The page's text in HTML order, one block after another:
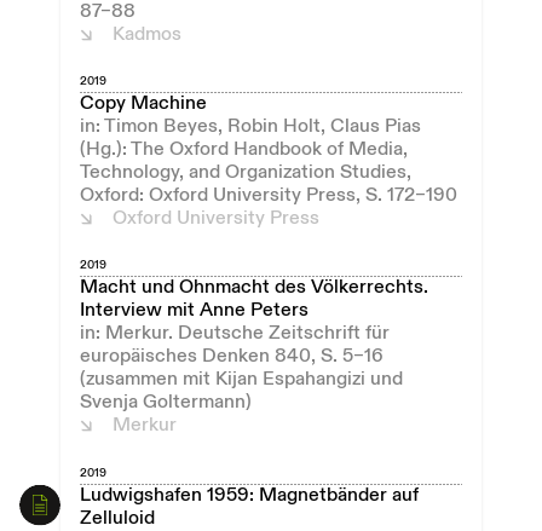
87–88
Kadmos
2019
Copy Machine
in: Timon Beyes, Robin Holt, Claus Pias
(Hg.): The Oxford Handbook of Media,
Technology, and Organization Studies,
Oxford: Oxford University Press, S. 172–190
Oxford University Press
2019
Macht und Ohnmacht des Völkerrechts.
Interview mit Anne Peters
in: Merkur. Deutsche Zeitschrift für
europäisches Denken 840, S. 5–16
(zusammen mit Kijan Espahangizi und
Svenja Goltermann)
Merkur
2019
Ludwigshafen 1959: Magnetbänder auf
Zelluloid